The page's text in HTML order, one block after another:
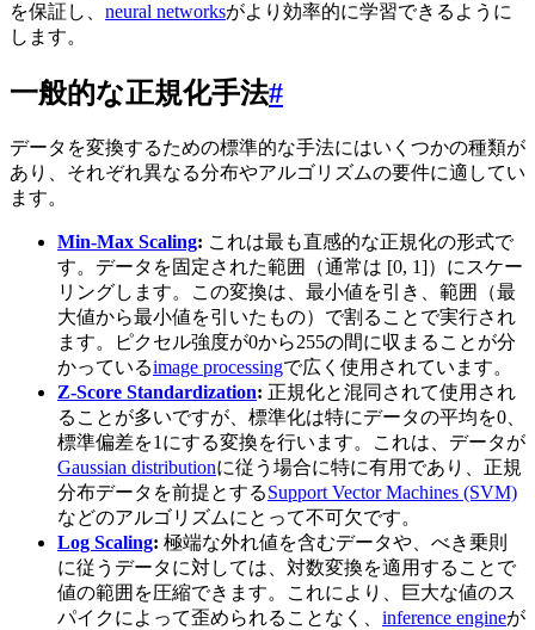
を保証し、 neural networksがより効率的に学習できるように
します。
一般的な正規化手法#
データを変換するための標準的な手法にはいくつかの種類が
あり、それぞれ異なる分布やアルゴリズムの要件に適してい
ます。
Min-Max Scaling: これは最も直感的な正規化の形式で
す。データを固定された範囲（通常は [0, 1]）にスケー
リングします。この変換は、最小値を引き、範囲（最
大値から最小値を引いたもの）で割ることで実行され
ます。ピクセル強度が0から255の間に収まることが分
かっているimage processingで広く使用されています。
Z-Score Standardization: 正規化と混同されて使用され
ることが多いですが、標準化は特にデータの平均を0、
標準偏差を1にする変換を行います。これは、データが
Gaussian distributionに従う場合に特に有用であり、正規
分布データを前提とするSupport Vector Machines (SVM)
などのアルゴリズムにとって不可欠です。
Log Scaling: 極端な外れ値を含むデータや、べき乗則
に従うデータに対しては、対数変換を適用することで
値の範囲を圧縮できます。これにより、巨大な値のス
パイクによって歪められることなく、 inference engineが